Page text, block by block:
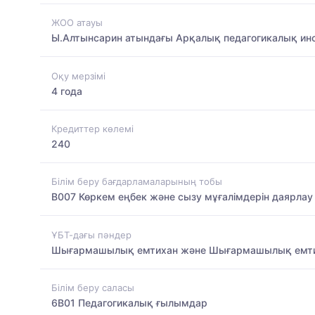
ЖОО атауы
Ы.Алтынсарин атындағы Арқалық педагогикалық
Оқу мерзімі
4 года
Кредиттер көлемі
240
Білім беру бағдарламаларының тобы
B007 Көркем еңбек және сызу мұғалімдерін даярлау
ҰБТ-дағы пәндер
Шығармашылық емтихан және Шығармашылық
Білім беру саласы
6B01 Педагогикалық ғылымдар